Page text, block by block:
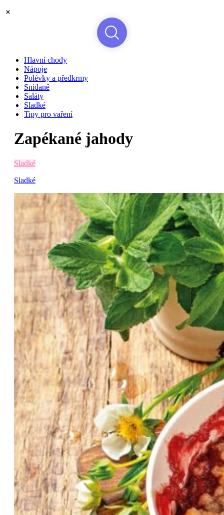
Hlavní chody
Nápoje
Polévky a předkrmy
Snídaně
Saláty
Sladké
Tipy pro vaření
Zapékané jahody
Sladké
Sladké